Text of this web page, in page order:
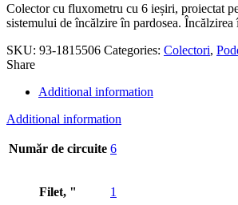
Colector cu fluxometru cu 6 ieșiri, proiectat
sistemului de încălzire în pardosea.
SKU: 93-1815506 Categories: Colectori,
Share
Additional information
Additional information
Număr de circuite 6
Filet, " 1